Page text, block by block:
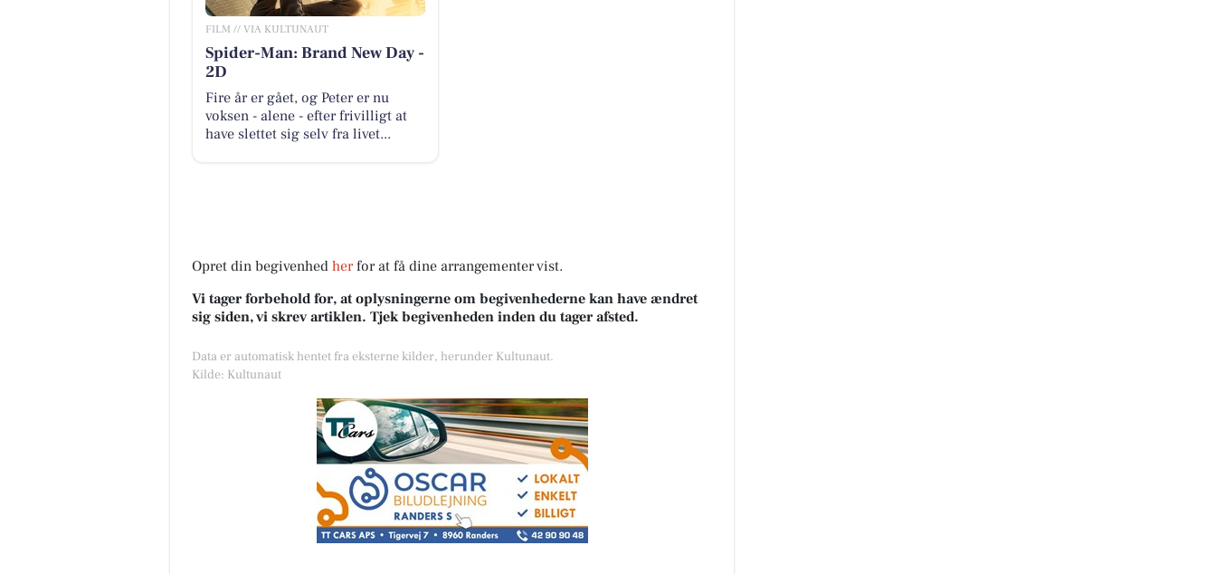
FILM // VIA KULTUNAUT
Spider-Man: Brand New Day -
2D
Fire år er gået, og Peter er nu
voksen - alene - efter frivilligt at
have slettet sig selv fra livet...
Opret din begivenhed herfor at få dine arrangementer vist.
Vi tager forbehold for, at oplysningerne om begivenhederne kan have ændret
sig siden, vi skrev artiklen. Tjek begivenheden inden du tager afsted.
Data er automatisk hentet fra eksterne kilder, herunder Kultunaut.
Kilde: Kultunaut